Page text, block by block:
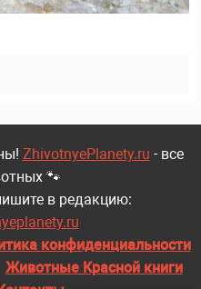
ZhivotnyePlanety.ru - все
🐾
в редакцию:
конфиденциальности
Животные Красной книги